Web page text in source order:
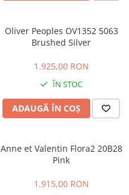
Oliver Peoples OV1352 5063
Brushed Silver
1.925,00 RON
ÎN STOC
ADAUGĂ ÎN COȘ
Anne et Valentin Flora2 20B28
Pink
1.915,00 RON